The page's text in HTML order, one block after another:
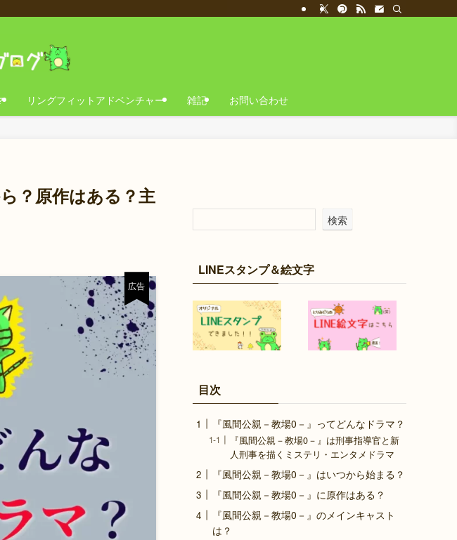
リングフィットアドベンチャー 雑記 お問い合わせ
？原作はある？主
検索
LINEスタンプ＆絵文字
目次
『風間公親－教場0－』ってどんなドラマ？
『風間公親－教場0－』は刑事指導官と新
人刑事を描くミステリ・エンタメドラマ
『風間公親－教場0－』はいつから始まる？
『風間公親－教場0－』に原作はある？
『風間公親－教場0－』のメインキャスト
は？